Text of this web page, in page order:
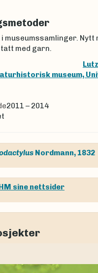
museumssamlinger. Nytt
med garn.
museum,
2011 – 2014
Nordmann, 1832
sine nettsider